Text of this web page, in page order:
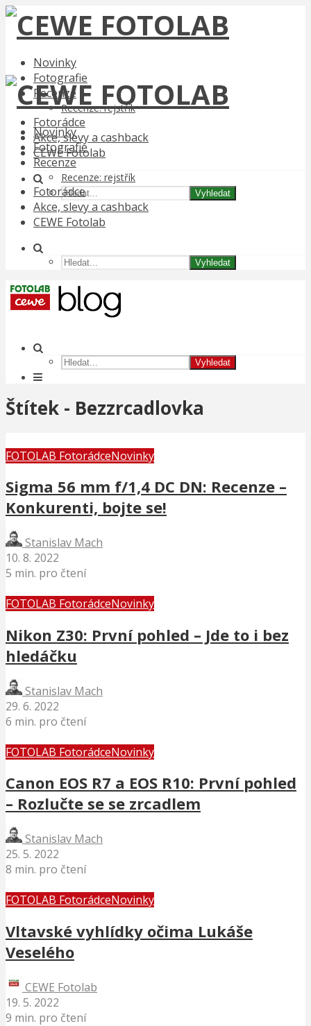
Novinky
Fotografie
Recenze
Recenze: rejstřík
Fotorádce
Akce, slevy a cashback
CEWE Fotolab
Vyhledat
Novinky
Fotografie
Recenze
Recenze: rejstřík
Fotorádce
Akce, slevy a cashback
CEWE Fotolab
Vyhledat
Vyhledat
Štítek - Bezzrcadlovka
FOTOLAB FotorádceNovinky
Sigma 56 mm f/1,4 DC DN: Recenze –
Konkurenti, bojte se!
Stanislav Mach
10. 8. 2022
5 min. pro čtení
FOTOLAB FotorádceNovinky
Nikon Z30: První pohled – Jde to i bez
hledáčku
Stanislav Mach
29. 6. 2022
6 min. pro čtení
FOTOLAB FotorádceNovinky
Canon EOS R7 a EOS R10: První pohled
– Rozlučte se se zrcadlem
Stanislav Mach
25. 5. 2022
8 min. pro čtení
FOTOLAB FotorádceNovinky
Vltavské vyhlídky očima Lukáše
Veselého
CEWE Fotolab
19. 5. 2022
9 min. pro čtení